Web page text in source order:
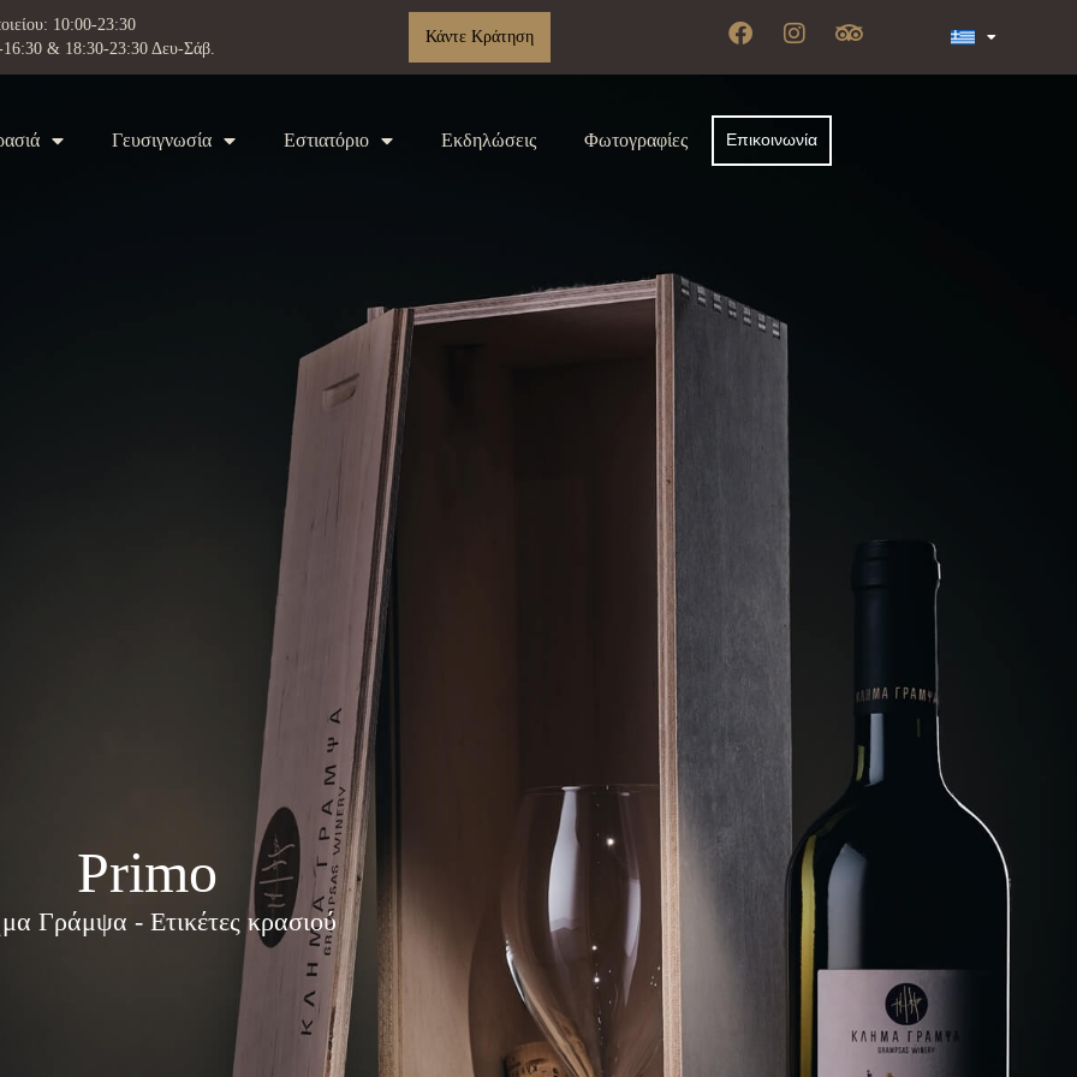
10:00-23:30
16:30 & 18:30-23:30 Δευ-Σάβ.
Κάντε Κράτηση
Γευσιγνωσία Εστιατόριο Εκδηλώσεις Φωτογραφίες Επικοινωνία
Primo
Γράμψα - Ετικέτες κρασιού